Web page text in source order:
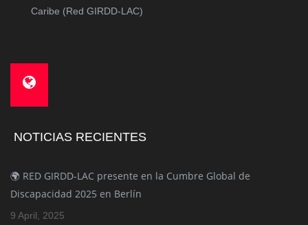
Caribe (Red GIRDD-LAC)
NOTICIAS RECIENTES
🌍 RED GIRDD-LAC presente en la Cumbre Global de
Discapacidad 2025 en Berlín
9 April, 2025